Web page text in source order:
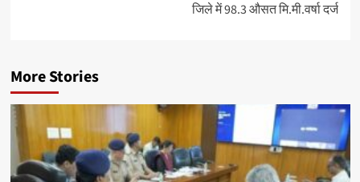
जिले में 98.3 औसत मि.मी.वर्षा दर्ज
More Stories